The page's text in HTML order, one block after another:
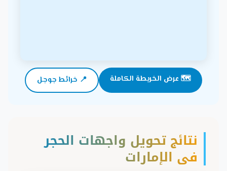
🗺️ عرض الخريطة الكاملة 📍 خرائط جوجل
نتائج تحويل واجهات الحجر
في الإمارات